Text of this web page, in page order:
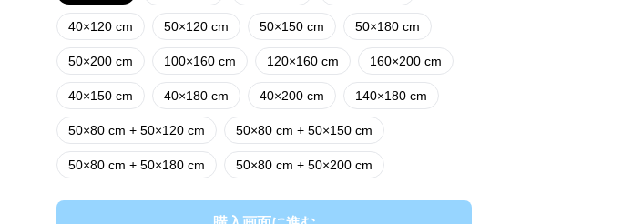
40×120 cm 50×120 cm 50×150 cm 50×180 cm
50×200 cm 100×160 cm 120×160 cm 160×200 cm
40×150 cm 40×180 cm 40×200 cm 140×180 cm
50×80 cm + 50×120 cm 50×80 cm + 50×150 cm
50×80 cm + 50×180 cm 50×80 cm + 50×200 cm